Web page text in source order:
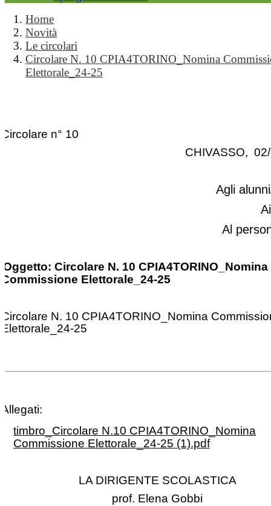
Home
Novità
Le circolari
Circolare N. 10 CPIA4TORINO_Nomina
Elettorale_24-25
Circolare n° 10
CHIVASSO,
Agli
Al
Oggetto: Circolare N. 10 CPIA4TORINO_Nomina
Commissione Elettorale_24-25
Circolare N. 10 CPIA4TORINO_Nomina
Elettorale_24-25
Allegati:
timbro_Circolare N.10 CPIA4TORINO_Nomina
Commissione Elettorale_24-25 (1).pdf
LA DIRIGENTE SCOLASTICA
prof. Elena Gobbi